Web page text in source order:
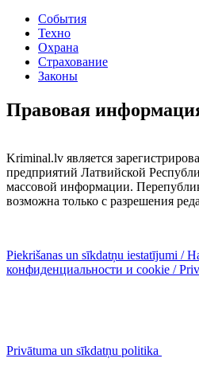
События
Техно
Охрана
Страхование
Законы
Правовая
Kriminal.lv является
предприятий Латвийской
массовой информации.
возможна только с разрешения
Piekrišanas un sīkdatņu iestatījumi /
конфиденциальности и cookie /
Privātuma un sīkdatņu politika